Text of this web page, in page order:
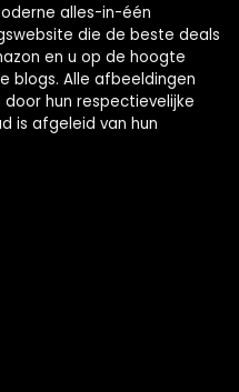
alles-in-één
die de beste deals
en u op de hoogte
blogs. Alle afbeeldingen
hun respectievelijke
is afgeleid van hun